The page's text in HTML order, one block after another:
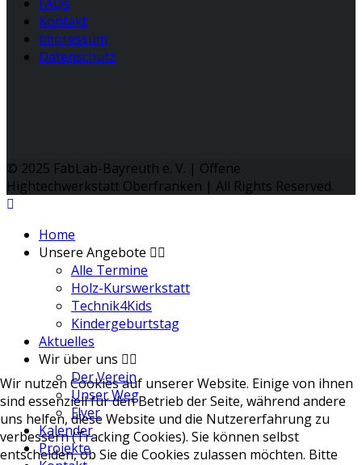
Kontakt
Impressum
Datenschutz
© 2025 FabLab-Bayreuth e. V. | Offene
Hightechwerkstatt Oberfranken | All Rights Reserved.
Home
Unsere Angebote
Alle Termine
Holz-Kurswerkstatt
Technik4Kids
Kindergeburtstag
Aktuelles
Wir über uns
Der Verein
Unser Weg
Flyer
Kalender
Projekte
Wir nutzen Cookies auf unserer Website. Einige von ihnen
sind essenziell für den Betrieb der Seite, während andere
uns helfen, diese Website und die Nutzererfahrung zu
verbessern (Tracking Cookies). Sie können selbst
entscheiden, ob Sie die Cookies zulassen möchten. Bitte